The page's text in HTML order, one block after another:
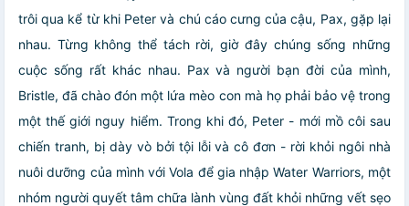
trôi qua kể từ khi Peter và chú cáo cưng của cậu, Pax, gặp lại
nhau. Từng không thể tách rời, giờ đây chúng sống những
cuộc sống rất khác nhau. Pax và người bạn đời của mình,
Bristle, đã chào đón một lứa mèo con mà họ phải bảo vệ trong
một thế giới nguy hiểm. Trong khi đó, Peter - mới mồ côi sau
chiến tranh, bị dày vò bởi tội lỗi và cô đơn - rời khỏi ngôi nhà
nuôi dưỡng của mình với Vola để gia nhập Water Warriors, một
nhóm người quyết tâm chữa lành vùng đất khỏi những vết sẹo